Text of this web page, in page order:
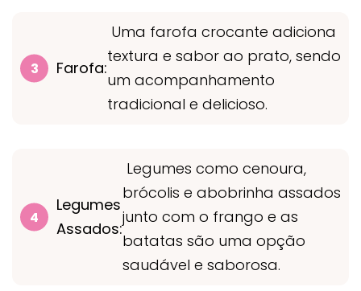
Farofa:
Uma farofa crocante adiciona
textura e sabor ao prato, sendo
um acompanhamento
tradicional e delicioso.
Legumes
Assados:
Legumes como cenoura,
brócolis e abobrinha assados
junto com o frango e as
batatas são uma opção
saudável e saborosa.